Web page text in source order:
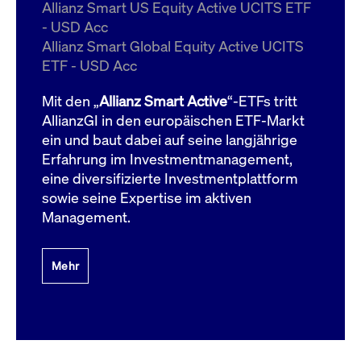
Allianz Smart US Equity Active UCITS ETF
- USD Acc
Allianz Smart Global Equity Active UCITS
ETF - USD Acc
Mit den „Allianz Smart Active“-ETFs tritt
AllianzGI in den europäischen ETF-Markt
ein und baut dabei auf seine langjährige
Erfahrung im Investmentmanagement,
eine diversifizierte Investmentplattform
sowie seine Expertise im aktiven
Management.
Mehr
ApplicationGatewayAffinityCORS
boerse.com
Domain
bis